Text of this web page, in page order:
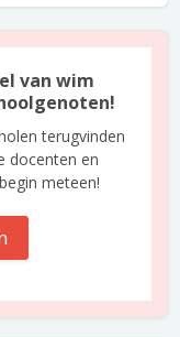
van wim
terugvinden
docenten en
meteen!